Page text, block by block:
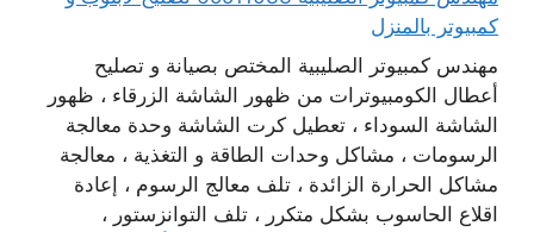
كمبيوتر بالمنزل
مهندس كمبيوتر الصليبية المختص بصيانة و تصليح
أعطال الكومبيوترات من ظهور الشاشة الزرقاء ، ظهور
الشاشة السوداء ، تعطيل كرت الشاشة وحدة معالجة
الرسومات ، مشاكل وحدات الطاقة و التغذية ، معالجة
مشاكل الحرارة الزائدة ، تلف معالج الرسوم ، إعادة
اقلاع الحاسوب بشكل متكرر ، تلف التوانزستور ،